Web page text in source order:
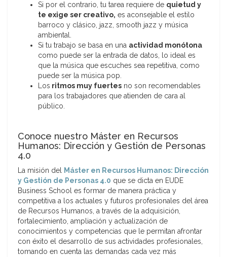
Si por el contrario, tu tarea requiere de quietud y
te exige ser creativo, es aconsejable el estilo
barroco y clásico, jazz, smooth jazz y música
ambiental.
Si tu trabajo se basa en una actividad monótona
como puede ser la entrada de datos, lo ideal es
que la música que escuches sea repetitiva, como
puede ser la música pop.
Los ritmos muy fuertes no son recomendables
para los trabajadores que atienden de cara al
público.
Conoce nuestro Máster en Recursos
Humanos: Dirección y Gestión de Personas
4.0
La misión del Máster en Recursos Humanos: Dirección
y Gestión de Personas 4.0 que se dicta en EUDE
Business School es formar de manera práctica y
competitiva a los actuales y futuros profesionales del área
de Recursos Humanos, a través de la adquisición,
fortalecimiento, ampliación y actualización de
conocimientos y competencias que le permitan afrontar
con éxito el desarrollo de sus actividades profesionales,
tomando en cuenta las demandas cada vez más